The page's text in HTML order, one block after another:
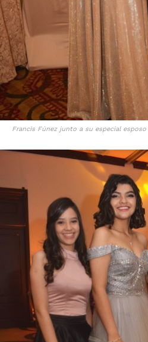
Francis Fúnez junto a su especial esposo